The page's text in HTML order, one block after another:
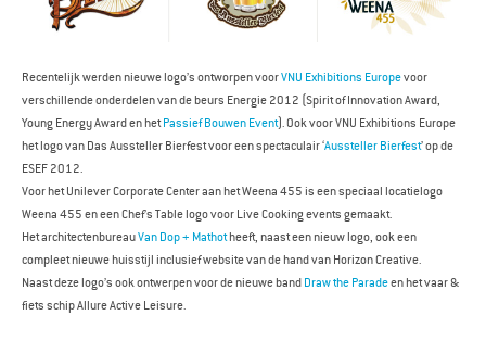
Recentelijk werden nieuwe logo’s ontworpen voorVNU Exhibitions Europevoor
verschillende onderdelen van de beurs Energie 2012 (Spirit of Innovation Award,
Young Energy Award en hetPassief Bouwen Event). Ook voor VNU Exhibitions Europe
het logo van Das Aussteller Bierfest voor een spectaculair ‘Aussteller Bierfest’ op de
ESEF 2012.
Voor het Unilever Corporate Center aan het Weena 455 is een speciaal locatielogo
Weena 455 en een Chef’s Table logo voor Live Cooking events gemaakt.
Het architectenbureauVan Dop + Mathotheeft, naast een nieuw logo, ook een
compleet nieuwe huisstijl inclusief website van de hand van Horizon Creative.
Naast deze logo’s ook ontwerpen voor de nieuwe band Draw the Paradeen het vaar &
fiets schip Allure Active Leisure.